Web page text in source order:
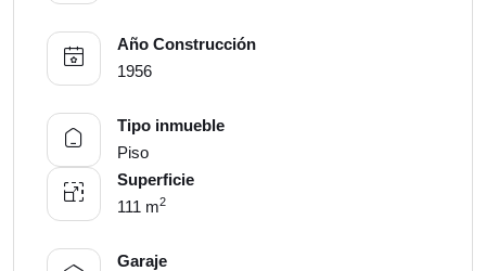
Año Construcción
1956
Tipo inmueble
Piso
Superficie
111 m2
Garaje